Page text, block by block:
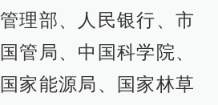
理部、人民银行、市
管局、中国科学院、
家能源局、国家林草